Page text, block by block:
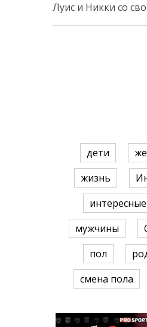
Луис и Никки со
дети
жизнь
мужчины
пол
смена пола